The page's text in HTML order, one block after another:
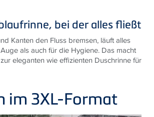
bei der alles fließt
Kanten den Fluss bremsen, läuft alles
als auch für die Hygiene. Das macht
eleganten wie effizienten Duschrinne für
im 3XL-Format